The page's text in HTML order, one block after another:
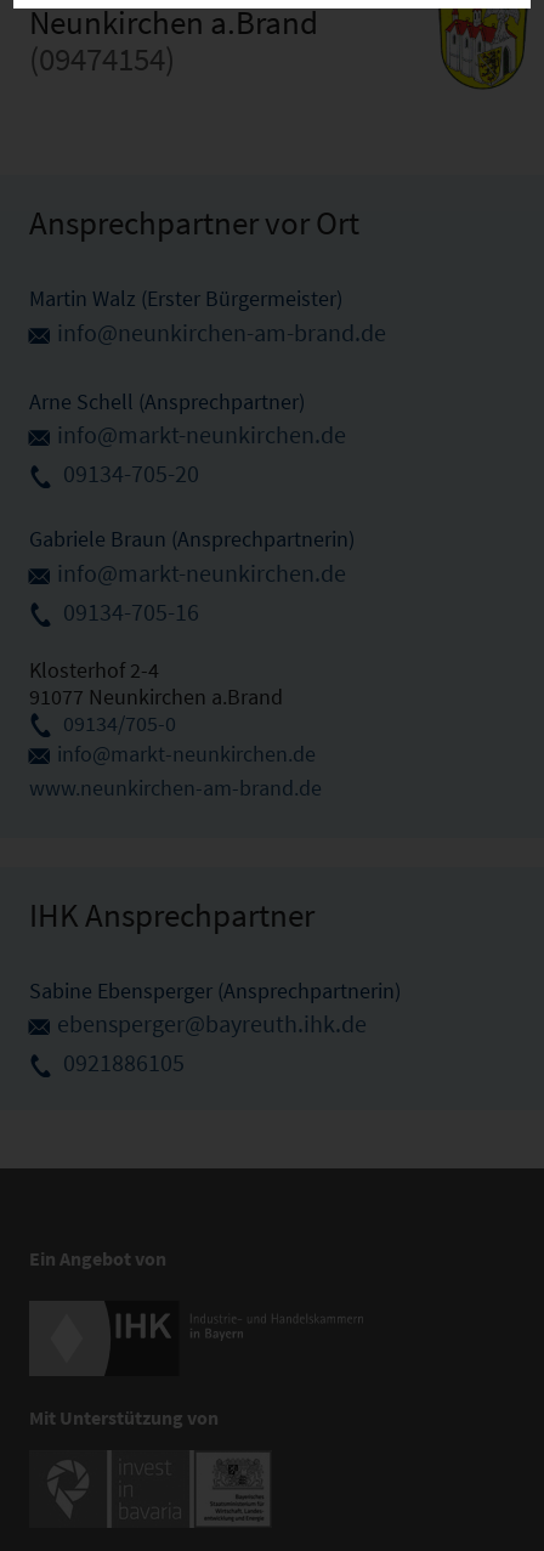
Neunkirchen a.Brand
(09474154)
Ansprechpartner vor Ort
Martin Walz (Erster Bürgermeister)
info@neunkirchen-am-brand.de
Arne Schell (Ansprechpartner)
info@markt-neunkirchen.de
09134-705-20
Gabriele Braun (Ansprechpartnerin)
info@markt-neunkirchen.de
09134-705-16
Klosterhof 2-4
91077 Neunkirchen a.Brand
09134/705-0
info@markt-neunkirchen.de
www.neunkirchen-am-brand.de
IHK Ansprechpartner
Sabine Ebensperger (Ansprechpartnerin)
ebensperger@bayreuth.ihk.de
0921886105
Ein Angebot von
Mit Unterstützung von